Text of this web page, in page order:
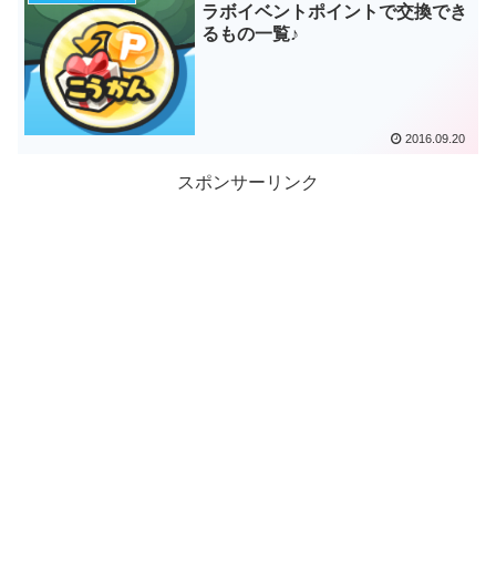
ラボイベントポイントで交換でき
るもの一覧♪
2016.09.20
スポンサーリンク